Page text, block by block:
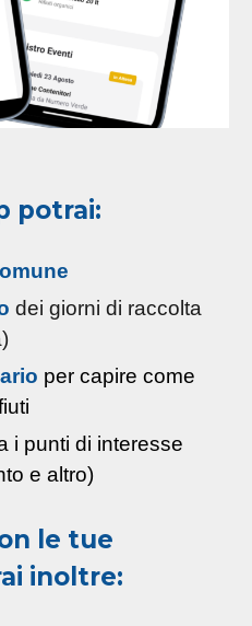
potrai:
dei giorni di raccolta
per capire come
i punti di interesse
e altro)
le tue
inoltre: